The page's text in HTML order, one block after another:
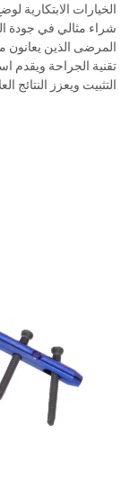
الخيارات الابتكارية
شراء مثالي في جودة
المرضى الذين
تقنية الجراحة ويقدم
التثبيت ويعزز النتائج